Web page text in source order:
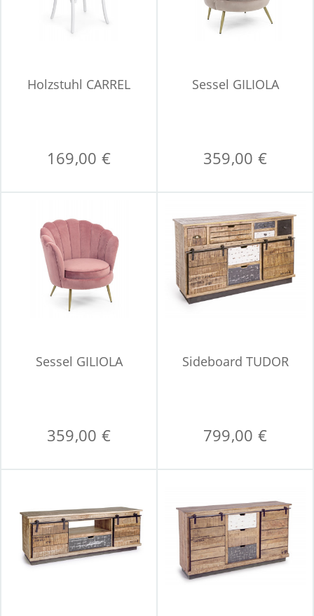
Holzstuhl CARREL
169,00 €
Sessel GILIOLA
359,00 €
Sessel GILIOLA
359,00 €
Sideboard TUDOR
799,00 €